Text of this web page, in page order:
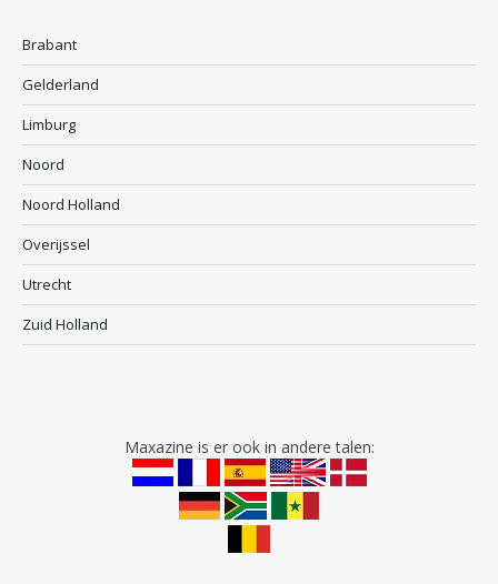
Brabant
Gelderland
Limburg
Noord
Noord Holland
Overijssel
Utrecht
Zuid Holland
Maxazine is er ook in andere talen: